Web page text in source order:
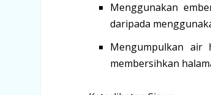
Menggunakan
daripada
Mengumpulkan air
membersihkan